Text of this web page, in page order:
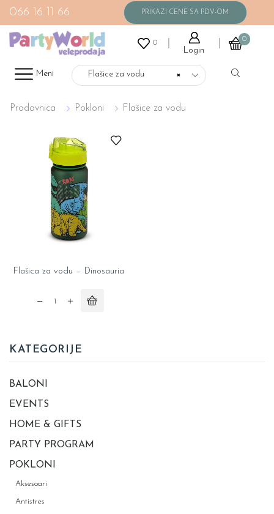
066 16 11 66
0
Login
0
Meni ×
Flašice za vodu
Prodavnica Pokloni Flašice za vodu
Flašica za vodu – Dinosauria
-
Dinosauria
KATEGORIJE
BALONI
EVENTS
HOME & GIFTS
PARTY PROGRAM
POKLONI
Aksesoari
Antistres